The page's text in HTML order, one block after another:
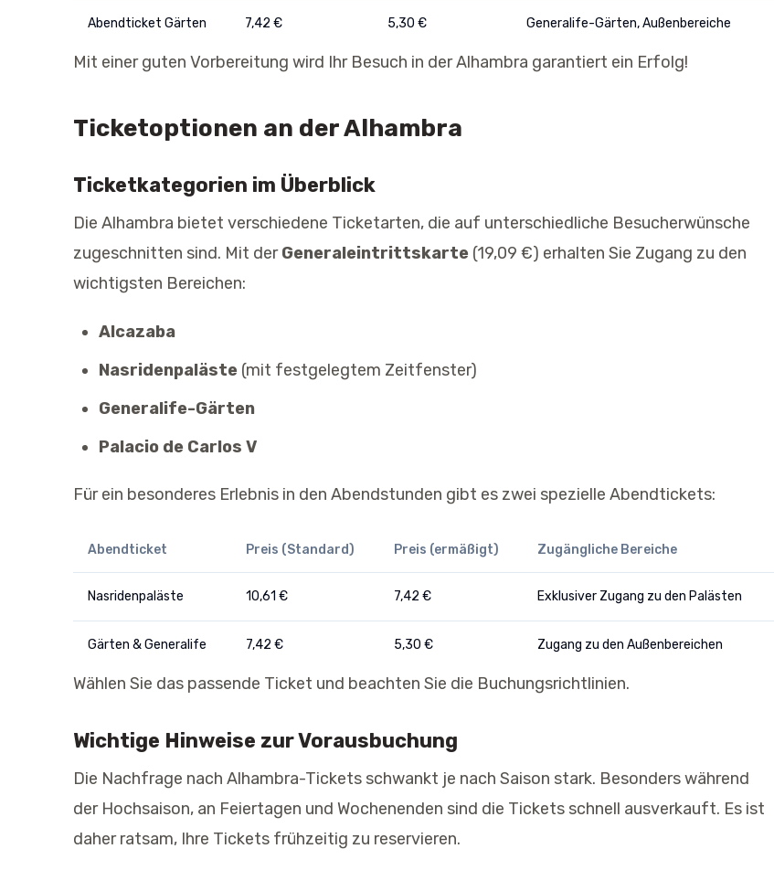
Abendticket Gärten 7,42 € 5,30 € Generalife-Gärten, Außenbereiche
Mit einer guten Vorbereitung wird Ihr Besuch in der Alhambra garantiert ein Erfolg!
Ticketoptionen an der Alhambra
Ticketkategorien im Überblick
Die Alhambra bietet verschiedene Ticketarten, die auf unterschiedliche Besucherwünsche
zugeschnitten sind. Mit derGeneraleintrittskarte (19,09 €) erhalten Sie Zugang zu den
wichtigsten Bereichen:
Alcazaba
Nasridenpaläste (mit festgelegtem Zeitfenster)
Generalife-Gärten
Palacio de Carlos V
Für ein besonderes Erlebnis in den Abendstunden gibt es zwei spezielle Abendtickets:
Abendticket Preis (Standard) Preis (ermäßigt) Zugängliche Bereiche
Nasridenpaläste 10,61 € 7,42 € Exklusiver Zugang zu den Palästen
Gärten & Generalife 7,42 € 5,30 € Zugang zu den Außenbereichen
Wählen Sie das passende Ticket und beachten Sie die Buchungsrichtlinien.
Wichtige Hinweise zur Vorausbuchung
Die Nachfrage nach Alhambra-Tickets schwankt je nach Saison stark. Besonders während
der Hochsaison, an Feiertagen und Wochenenden sind die Tickets schnell ausverkauft. Es ist
daher ratsam, Ihre Tickets frühzeitig zu reservieren.